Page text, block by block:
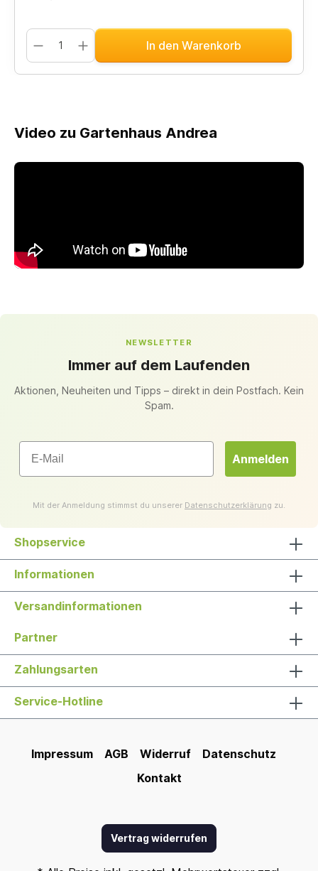
In den Warenkorb
Video zu Gartenhaus Andrea
NEWSLETTER
Immer auf dem Laufenden
Aktionen, Neuheiten und Tipps – direkt in dein Postfach. Kein
Spam.
Email
Anmelden
Mit der Anmeldung stimmst du unserer Datenschutzerklärung zu.
Shopservice
Informationen
Versandinformationen
Partner
Zahlungsarten
Service-Hotline
Impressum AGB Widerruf
Datenschutz
Kontakt
Vertrag widerrufen